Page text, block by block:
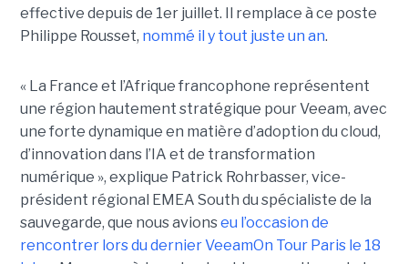
effective depuis de 1er juillet. Il remplace à ce poste
Philippe Rousset, nommé il y tout juste un an.
« La France et l’Afrique francophone représentent
une région hautement stratégique pour Veeam, avec
une forte dynamique en matière d’adoption du cloud,
d’innovation dans l’IA et de transformation
numérique », explique Patrick Rohrbasser, vice-
président régional EMEA South du spécialiste de la
sauvegarde, que nous avionseu l’occasion de
rencontrer lors du dernier VeeamOn Tour Paris le 18